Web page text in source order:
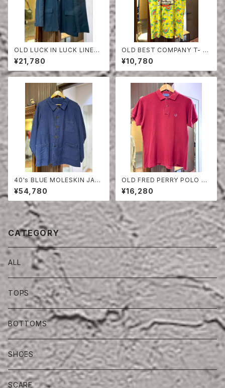
OLD LUCK IN LUCK LINEN
TAILORED JACKET
¥21,780
OLD BEST COMPANY T- S
HIRT
¥10,780
40's BLUE MOLESKIN JAC
KET
¥54,780
OLD FRED PERRY POLO SH
IRT
¥16,280
CATEGORY
ALL
TOPS
BOTTOMS
SHOES
SCARF